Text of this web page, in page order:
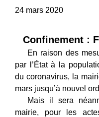
24 mars 2020
Confinement :
En raison des
par l’État à la
du coronavirus, la
mars jusqu’à nouvel
Mais il sera
mairie, pour les